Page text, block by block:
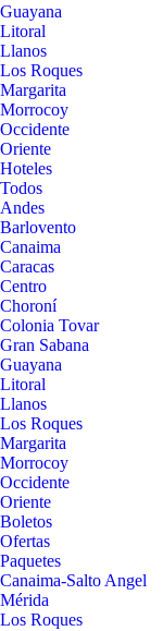
Guayana
Litoral
Llanos
Los Roques
Margarita
Morrocoy
Occidente
Oriente
Hoteles
Todos
Andes
Barlovento
Canaima
Caracas
Centro
Choroní
Colonia Tovar
Gran Sabana
Guayana
Litoral
Llanos
Los Roques
Margarita
Morrocoy
Occidente
Oriente
Boletos
Ofertas
Paquetes
Canaima-Salto Angel
Mérida
Los Roques